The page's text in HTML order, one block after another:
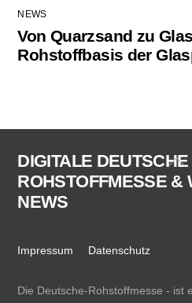
NEWS
Von Quarzsand zu
Rohstoffbasis der
To
DIGITALE DEUTSCHE
ROHSTOFFMESSE &
NEWS
Impressum Datenschutz
Die Deutsche-Rohstoffmesse - ist